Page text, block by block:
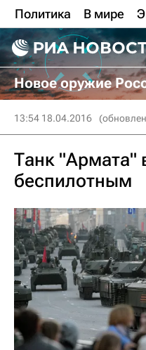
Политика В мире
Новое оружие
13:54 18.04.2016
Танк "Армата"
беспилотным